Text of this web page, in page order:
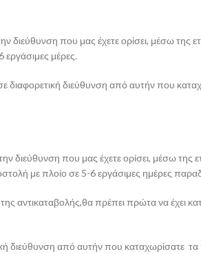
διεύθυνση που μας έχετε ορίσει, μέσω
εργάσιμες μέρες.
διαφορετική διεύθυνση από αυτήν που
διεύθυνση που μας έχετε ορίσει, μέσω
με πλοίο σε 5-6 εργάσιμες ημέρες
αντικαταβολής,θα πρέπει πρώτα να έχει
διεύθυνση από αυτήν που καταχωρίσατε